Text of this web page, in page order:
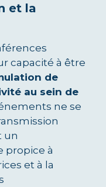
et la
capacité à être
de
au sein de
ne se
un
propice à
et à la